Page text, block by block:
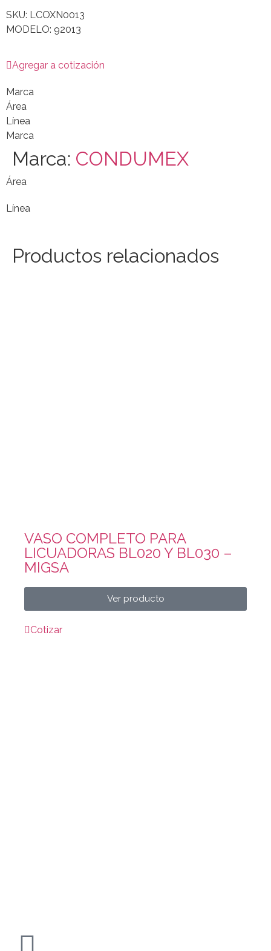
SKU: LCOXN0013
MODELO: 92013
Agregar a cotización
Marca
Área
Línea
Marca
Marca: CONDUMEX
Área
Línea
Productos relacionados
VASO COMPLETO PARA
LICUADORAS BL020 Y BL030 –
MIGSA
Ver producto
Cotizar